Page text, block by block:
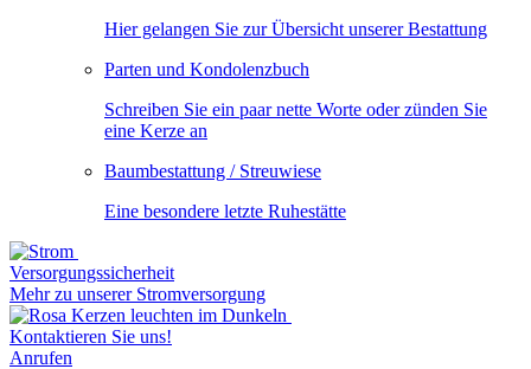
Hier gelangen Sie zur Übersicht unserer Bestattung
Parten und Kondolenzbuch
Schreiben Sie ein paar nette Worte oder zünden Sie
eine Kerze an
Baumbestattung / Streuwiese
Eine besondere letzte Ruhestätte
Versorgungssicherheit
Mehr zu unserer Stromversorgung
Kontaktieren Sie uns!
Anrufen